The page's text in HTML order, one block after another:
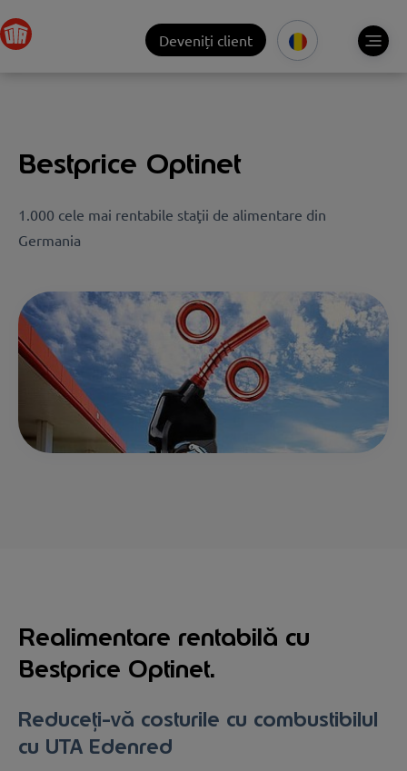
Deveniți client
Bestprice Optinet
1.000 cele mai rentabile staţii de alimentare din
Germania
Realimentare rentabilă cu
Bestprice Optinet.
Reduceți-vă costurile cu combustibilul
cu UTA Edenred